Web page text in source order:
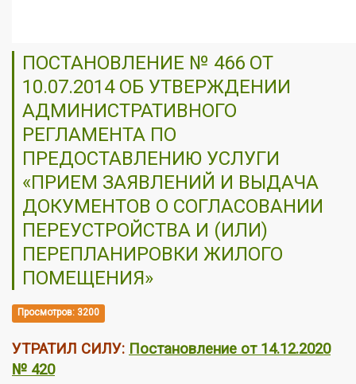
ПОСТАНОВЛЕНИЕ № 466 ОТ
10.07.2014 ОБ УТВЕРЖДЕНИИ
АДМИНИСТРАТИВНОГО
РЕГЛАМЕНТА ПО
ПРЕДОСТАВЛЕНИЮ УСЛУГИ
«ПРИЕМ ЗАЯВЛЕНИЙ И ВЫДАЧА
ДОКУМЕНТОВ О СОГЛАСОВАНИИ
ПЕРЕУСТРОЙСТВА И (ИЛИ)
ПЕРЕПЛАНИРОВКИ ЖИЛОГО
ПОМЕЩЕНИЯ»
Просмотров: 3200
УТРАТИЛ СИЛУ: Постановление от 14.12.2020
№ 420